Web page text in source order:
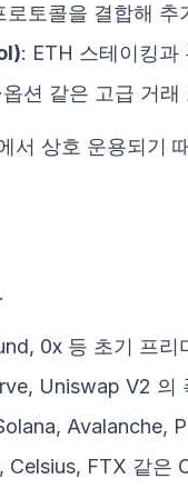
로토콜을 결합해 추
: ETH 스테이킹과
옵션 같은 고급 거래
서 상호 운용되기
0x 등 초기 프리
Uniswap V2 의
Avalanche,
FTX 같은